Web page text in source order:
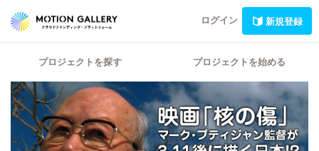
ログイン 新規登録
プロジェクトを探す プロジェクトを始める